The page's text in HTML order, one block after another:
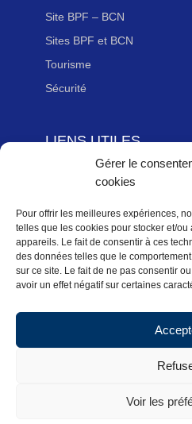
Gérer le
cookies
Pour offrir les meilleures expériences,
telles que les cookies pour stocker et/
appareils. Le fait de consentir à ces
des données telles que le
sur ce site. Le fait de ne pas consentir
avoir un effet négatif sur certaines
Voir les
Site BPF – BCN
Sites BPF et BCN
Tourisme
Sécurité
LIENS UTILES
Adhérer à la Fédération
Newsletter
Mentions légales
Politique des données
Politique de cookies (UE)
Calendrier